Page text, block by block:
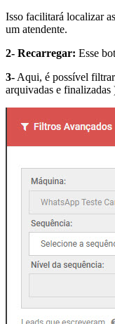
Isso facilitará localizar
um atendente.
2- Recarregar: Esse
3- Aqui, é possível
arquivadas e finalizadas